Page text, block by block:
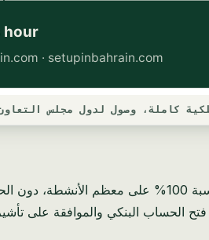
كاملة، وصول لدول مجلس التعاون
يمكن أن تكون شركة بحرينية ذات مسؤولية محدودة مملوكة لشخص واحد